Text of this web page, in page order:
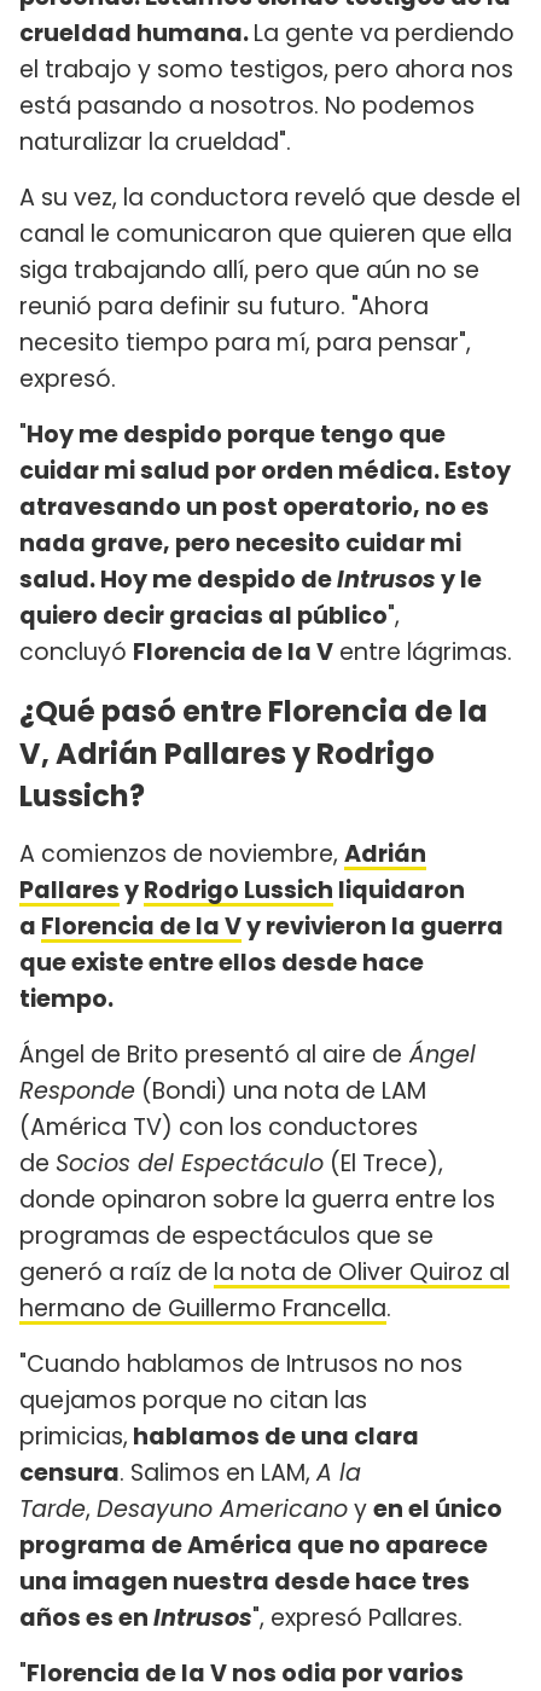
crueldad humana.La gente va perdiendo
el trabajo y somo testigos, pero ahora nos
está pasando a nosotros. No podemos
naturalizar la crueldad".
A su vez, la conductora reveló que desde el
canal le comunicaron que quieren que ella
siga trabajando allí, pero que aún no se
reunió para definir su futuro. "Ahora
necesito tiempo para mí, para pensar",
expresó.
"Hoy me despido porque tengo que
cuidar mi salud por orden médica. Estoy
atravesando un post operatorio, no es
nada grave, pero necesito cuidar mi
salud. Hoy me despido deIntrusosy le
quiero decir gracias al público",
concluyó Florencia de la V entre lágrimas.
¿Qué pasó entre Florencia de la
V, Adrián Pallares y Rodrigo
Lussich?
A comienzos de noviembre, Adrián
PallaresyRodrigo Lussich liquidaron
a Florencia de la Vy revivieron la guerra
que existe entre ellos desde hace
tiempo.
Ángel de Brito presentó al aire de Ángel
Responde (Bondi) una nota de LAM
(América TV) con los conductores
de Socios del Espectáculo (El Trece),
donde opinaron sobre la guerra entre los
programas de espectáculos que se
generó a raíz de la nota de Oliver Quiroz al
hermano de Guillermo Francella.
"Cuando hablamos de Intrusos no nos
quejamos porque no citan las
primicias, hablamos de una clara
censura. Salimos en LAM,A la
Tarde, Desayuno Americanoyen el único
programa de América que no aparece
una imagen nuestra desde hace tres
años es enIntrusos", expresó Pallares.
"Florencia de la V nos odia por varios